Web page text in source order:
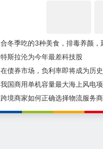
特斯拉沦为今年最差科技股
在债券市场，负利率即将成为历史
我国商用单机容量最大海上风电
跨境商家如何正确选择物流服务商